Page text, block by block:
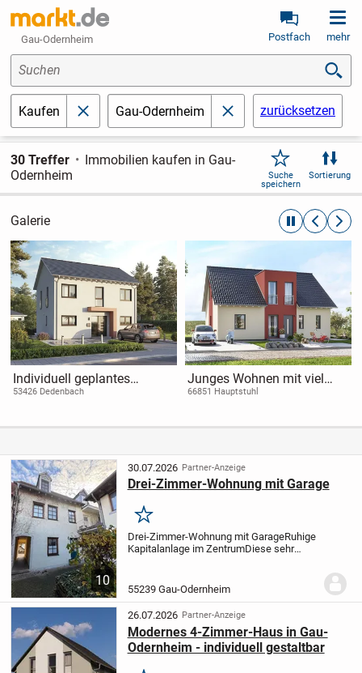
Gau-Odernheim Postfach mehr
Suchen
Kaufen schließenGau-Odernheim schließenzurücksetzen
30 Treffer
Immobilien kaufen in Gau-
Odernheim
Suche
speichern
Sortierung
Galerie automatische
Individuell geplantes
Einfamilienhaus in
Qualität für Ihr
53426 Dedenbach
Junges Wohnen mit viel
individuellem Spielraum.
66851 Hauptstuhl
10
30.07.2026 Partner-Anzeige
Drei-Zimmer-Wohnung mit Garage
Merken
Drei-Zimmer-Wohnung mit GarageRuhige
Kapitalanlage im ZentrumDiese sehr
sanierten und denkmalgeschützten
55239 Gau-Odernheim
26.07.2026 Partner-Anzeige
Modernes 4-Zimmer-Haus in Gau-
Odernheim - individuell gestaltbar